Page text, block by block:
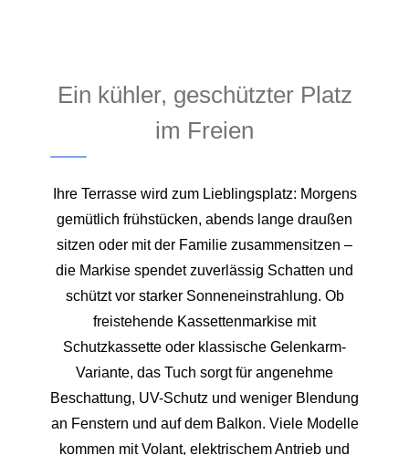
Ein kühler, geschützter Platz
im Freien
Ihre Terrasse wird zum Lieblingsplatz: Morgens
gemütlich frühstücken, abends lange draußen
sitzen oder mit der Familie zusammensitzen –
die Markise spendet zuverlässig Schatten und
schützt vor starker Sonneneinstrahlung. Ob
freistehende Kassettenmarkise mit
Schutzkassette oder klassische Gelenkarm-
Variante, das Tuch sorgt für angenehme
Beschattung, UV-Schutz und weniger Blendung
an Fenstern und auf dem Balkon. Viele Modelle
kommen mit Volant, elektrischem Antrieb und